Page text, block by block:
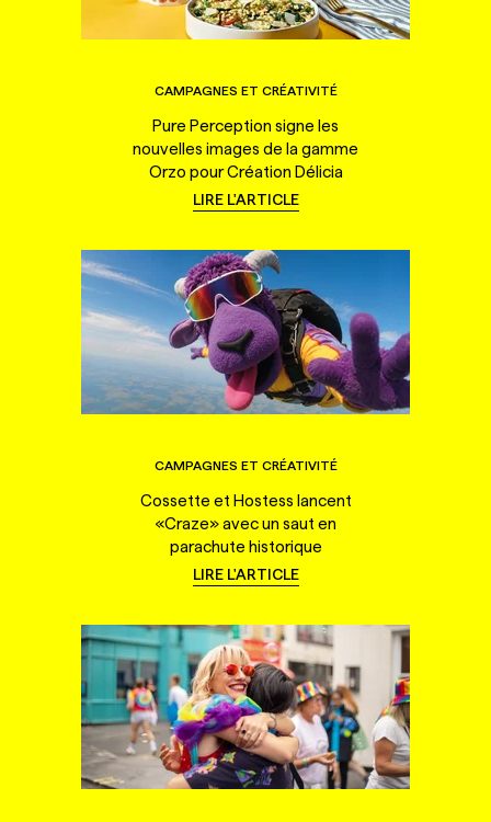
CAMPAGNES ET CRÉATIVITÉ
Pure Perception signe les
nouvelles images de la gamme
Orzo pour Création Délicia
LIRE L'ARTICLE
CAMPAGNES ET CRÉATIVITÉ
Cossette et Hostess lancent
«Craze» avec un saut en
parachute historique
LIRE L'ARTICLE